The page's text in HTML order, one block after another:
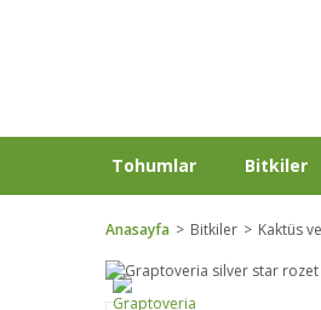
Tohumlar Bitkiler
Anasayfa Bitkiler Kaktüs